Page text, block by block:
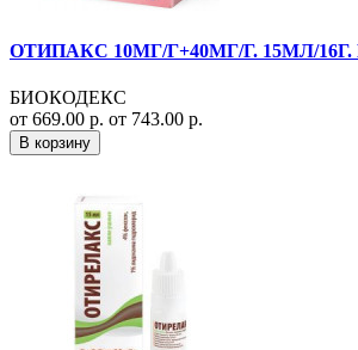
ОТИПАКС 10МГ/Г+40МГ/Г. 15МЛ/
БИОКОДЕКС
от 669.00 р. от 743.00 р.
В корзину